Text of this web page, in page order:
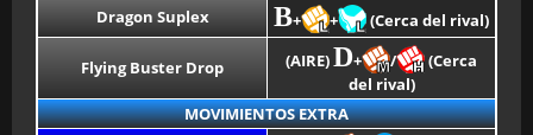
Dragon Suplex
B+ + (Cerca del rival)
Flying Buster Drop (AIRE)D+ /
(Cerca
del rival)
MOVIMIENTOS EXTRA